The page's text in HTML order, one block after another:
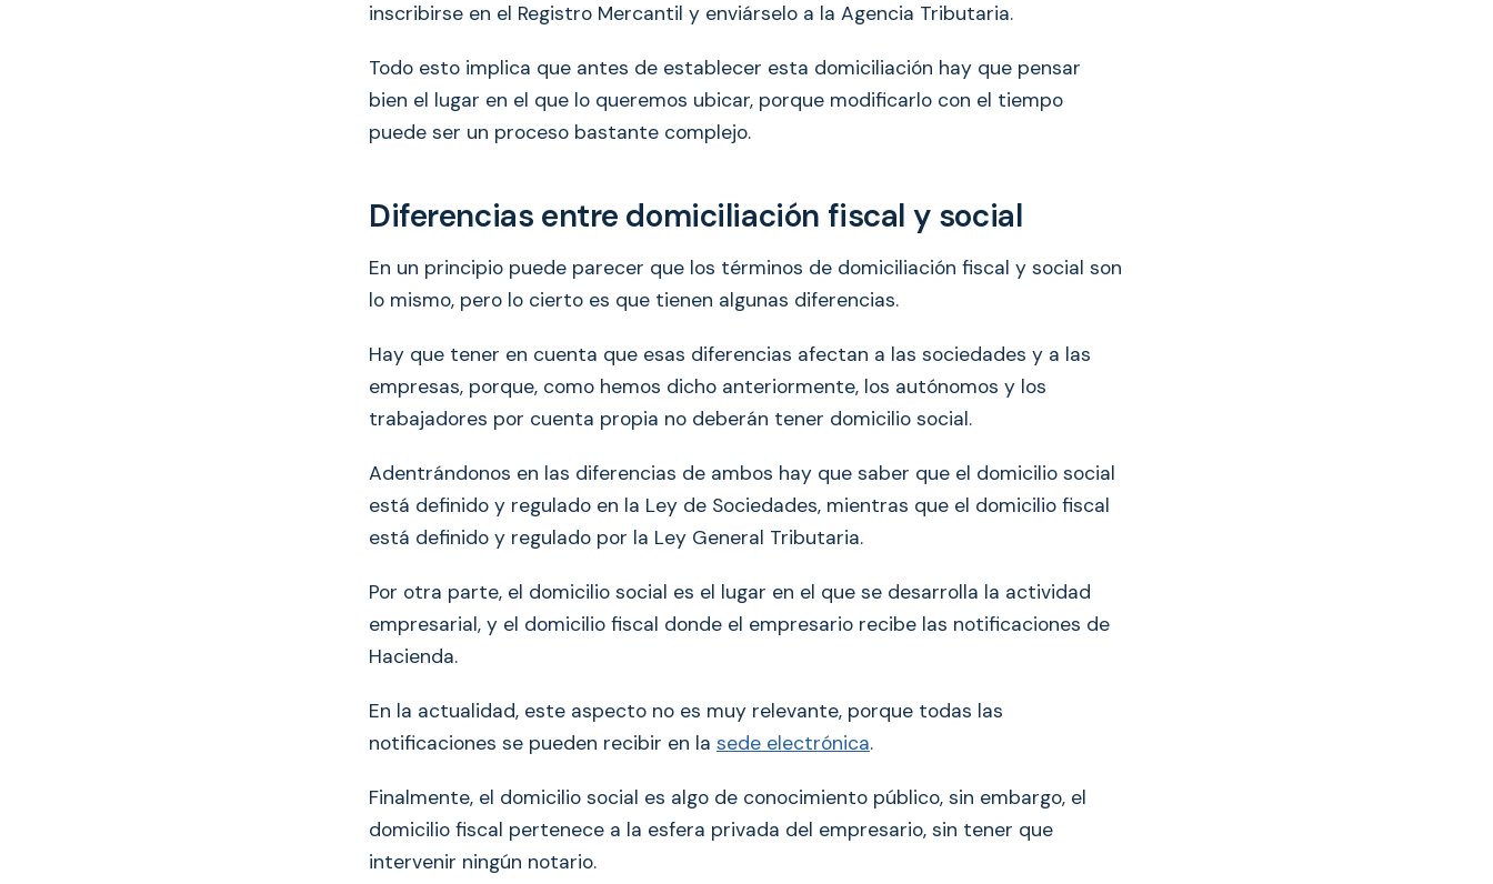
inscribirse en el Registro Mercantil y enviárselo a la Agencia Tributaria.
Todo esto implica que antes de establecer esta domiciliación hay que pensar
bien el lugar en el que lo queremos ubicar, porque modificarlo con el tiempo
puede ser un proceso bastante complejo.
Diferencias entre domiciliación fiscal y social
En un principio puede parecer que los términos de domiciliación fiscal y social son
lo mismo, pero lo cierto es que tienen algunas diferencias.
Hay que tener en cuenta que esas diferencias afectan a las sociedades y a las
empresas, porque, como hemos dicho anteriormente, los autónomos y los
trabajadores por cuenta propia no deberán tener domicilio social.
Adentrándonos en las diferencias de ambos hay que saber que el domicilio social
está definido y regulado en la Ley de Sociedades, mientras que el domicilio fiscal
está definido y regulado por la Ley General Tributaria.
Por otra parte, el domicilio social es el lugar en el que se desarrolla la actividad
empresarial, y el domicilio fiscal donde el empresario recibe las notificaciones de
Hacienda.
En la actualidad, este aspecto no es muy relevante, porque todas las
notificaciones se pueden recibir en la sede electrónica.
Finalmente, el domicilio social es algo de conocimiento público, sin embargo, el
domicilio fiscal pertenece a la esfera privada del empresario, sin tener que
intervenir ningún notario.